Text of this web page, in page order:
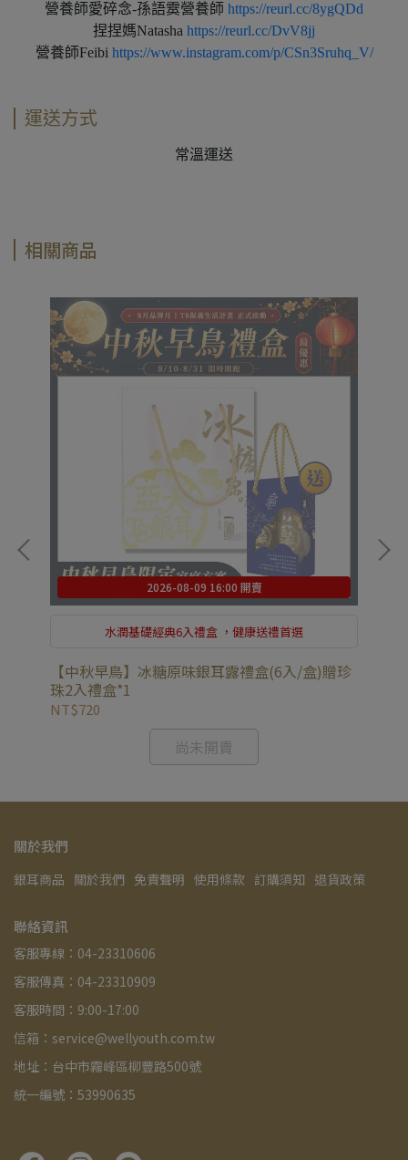
營養師愛碎念-孫語霙營養師 https://reurl.cc/8ygQDd
捏捏媽Natasha https://reurl.cc/DvV8jj
營養師Feibi https://www.instagram.com/p/CSn3Sruhq_V/
運送方式
常溫運送
相關商品
2026-08-09 16:00 開賣
水潤基礎經典6入禮盒 ，健康送禮首選
【中秋早鳥】冰糖原味銀耳露禮盒(6入/盒)贈珍
珠2入禮盒*1
NT$720
尚未開賣
關於我們
銀耳商品 關於我們 免責聲明 使用條款 訂購須知 退貨政策
聯絡資訊
客服專線：04-23310606
客服傳真：04-23310909
客服時間：9:00-17:00
信箱：service@wellyouth.com.tw
地址：台中市霧峰區柳豐路500號
統一編號：53990635